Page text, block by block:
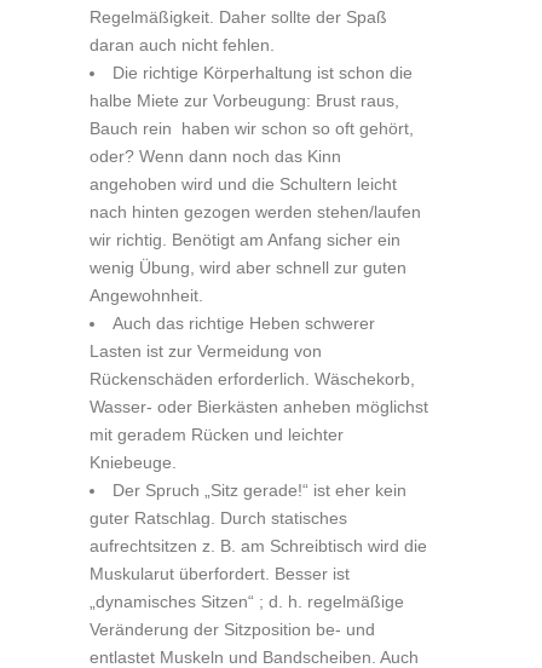
Regelmäßigkeit. Daher sollte der Spaß
daran auch nicht fehlen.
Die richtige Körperhaltung ist schon die
halbe Miete zur Vorbeugung: Brust raus,
Bauch rein haben wir schon so oft gehört,
oder? Wenn dann noch das Kinn
angehoben wird und die Schultern leicht
nach hinten gezogen werden stehen/laufen
wir richtig. Benötigt am Anfang sicher ein
wenig Übung, wird aber schnell zur guten
Angewohnheit.
Auch das richtige Heben schwerer
Lasten ist zur Vermeidung von
Rückenschäden erforderlich. Wäschekorb,
Wasser- oder Bierkästen anheben möglichst
mit geradem Rücken und leichter
Kniebeuge.
Der Spruch „Sitz gerade!“ ist eher kein
guter Ratschlag. Durch statisches
aufrechtsitzen z. B. am Schreibtisch wird die
Muskularut überfordert. Besser ist
„dynamisches Sitzen“ ; d. h. regelmäßige
Veränderung der Sitzposition be- und
entlastet Muskeln und Bandscheiben. Auch